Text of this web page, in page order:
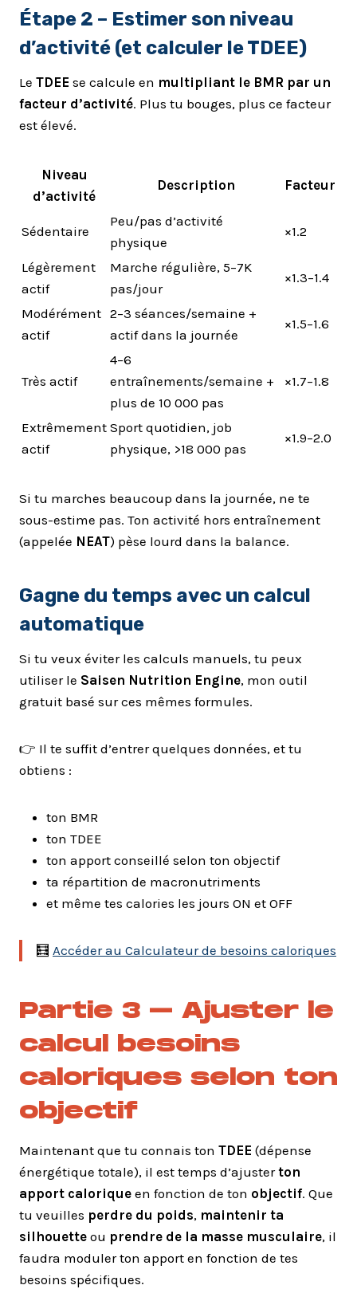
Étape 2 – Estimer son niveau
d’activité (et calculer le TDEE)
Le TDEE se calcule en multipliant le BMR par un
facteur d’activité. Plus tu bouges, plus ce facteur
est élevé.
Niveau
d’activité
Description Facteur
Sédentaire
Peu/pas d’activité
physique
×1.2
Légèrement
actif
Marche régulière, 5–7K
pas/jour
×1.3–1.4
Modérément
actif
2–3 séances/semaine +
actif dans la journée
×1.5–1.6
Très actif
4–6
entraînements/semaine +
plus de 10 000 pas
×1.7–1.8
Extrêmement
actif
Sport quotidien, job
physique, >18 000 pas
×1.9–2.0
Si tu marches beaucoup dans la journée, ne te
sous-estime pas. Ton activité hors entraînement
(appelée NEAT) pèse lourd dans la balance.
Gagne du temps avec un calcul
automatique
Si tu veux éviter les calculs manuels, tu peux
utiliser le Saisen Nutrition Engine, mon outil
gratuit basé sur ces mêmes formules.
👉 Il te suffit d’entrer quelques données, et tu
obtiens :
ton BMR
ton TDEE
ton apport conseillé selon ton objectif
ta répartition de macronutriments
et même tes calories les jours ON et OFF
🧮 Accéder au Calculateur de besoins caloriques
Partie 3 – Ajuster le
calcul besoins
caloriques selon ton
objectif
Maintenant que tu connais ton TDEE (dépense
énergétique totale), il est temps d’ajusterton
apport calorique en fonction de ton objectif. Que
tu veuilles perdre du poids, maintenir ta
silhouette ou prendre de la masse musculaire, il
faudra moduler ton apport en fonction de tes
besoins spécifiques.